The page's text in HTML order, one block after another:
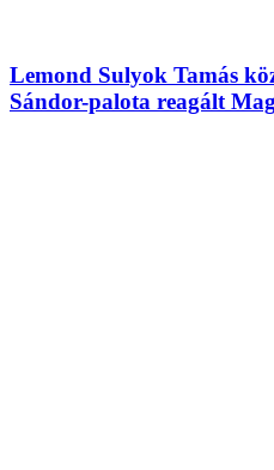
Lemond Sulyok Tamás
Sándor-palota reagált